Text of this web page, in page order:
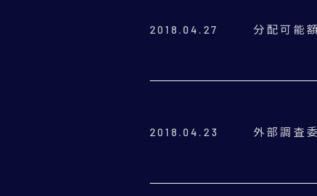
2018.04.27 分配可能
2018.04.23 外部調査